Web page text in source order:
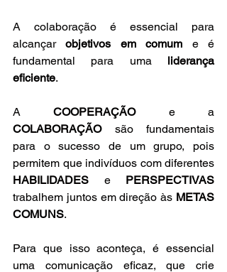
A colaboração é essencial para
alcançar objetivos em comum e é
fundamental para uma liderança
eficiente.
A COOPERAÇÃO
COLABORAÇÃO são fundamentais
para o sucesso de um grupo, pois
HABILIDADES e
trabalhem juntos em direção às METAS
COMUNS.
Para que isso aconteça, é essencial
uma comunicação eficaz, que crie